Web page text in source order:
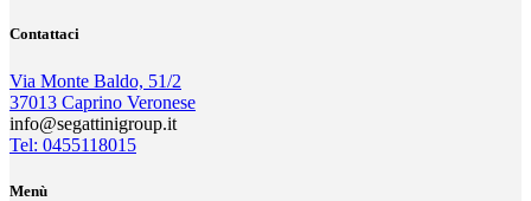
Contattaci
Via Monte Baldo, 51/2
37013 Caprino Veronese
info@segattinigroup.it
Tel: 0455118015
Menù